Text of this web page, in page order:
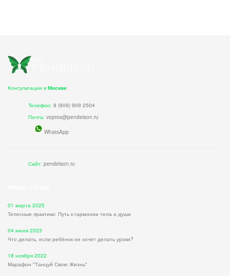
Консультации в Москве:
Телефон: 8 (909) 909 2504
Почта: vopros@pendelson.ru
WhatsApp
Сайт: pendelson.ru
01 марта 2025
Телесные практики: Путь к гармонии тела и души
04 июня 2023
Что делать, если ребёнок не хочет делать уроки?
18 ноября 2022
Марафон "Танцуй Свою Жизнь"